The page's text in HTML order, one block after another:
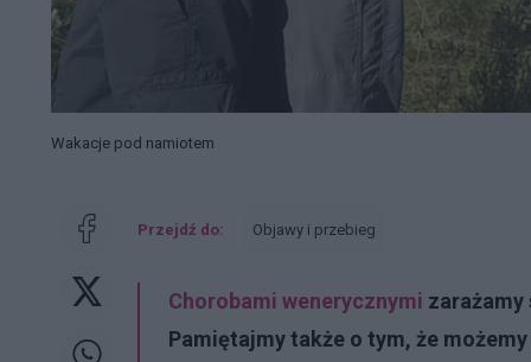
Wakacje pod namiotem
Przejdź do: Objawy i przebieg
Chorobami wenerycznymi
Pamiętajmy także o tym, że